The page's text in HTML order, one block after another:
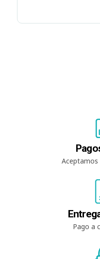
Pago a